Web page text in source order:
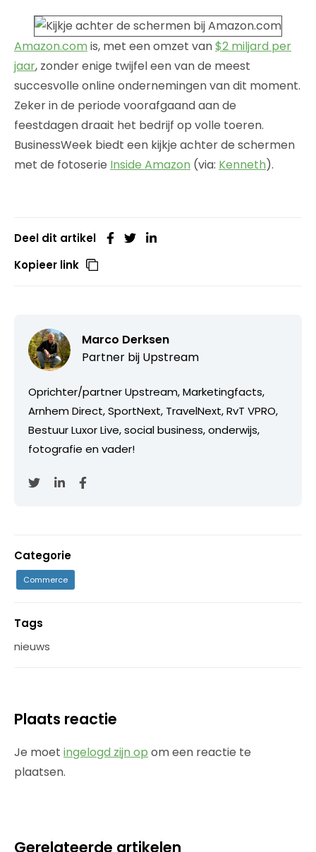
Amazon.com is, met een omzet van$2 miljard per
jaar, zonder enige twijfel een van de meest
succesvolle online ondernemingen van dit moment.
Zeker in de periode voorafgaand aan de
feestdagen draait het bedrijf op volle toeren.
BusinessWeek biedt een kijkje achter de schermen
met de fotoserie Inside Amazon (via: Kenneth).
Deel dit artikel
Kopieer link
Marco Derksen
Partner bij Upstream
Oprichter/partner Upstream, Marketingfacts,
Arnhem Direct, SportNext, TravelNext, RvT VPRO,
Bestuur Luxor Live, social business, onderwijs,
fotografie en vader!
Categorie
Commerce
Tags
nieuws
Plaats reactie
Je moet ingelogd zijn op om een reactie te
plaatsen.
Gerelateerde artikelen